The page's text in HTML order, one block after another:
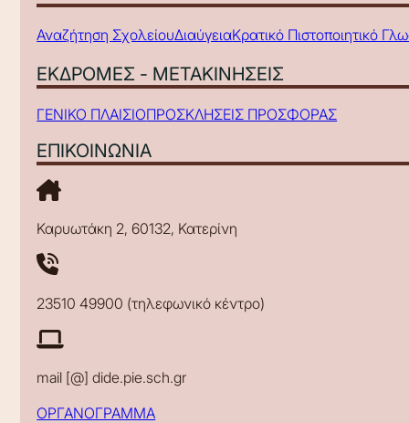
Αναζήτηση ΣχολείουΔιαύγειαΚρατικό Πιστοποιητικό
ΕΚΔΡΟΜΕΣ - ΜΕΤΑΚΙΝΗΣΕΙΣ
ΓΕΝΙΚΟ ΠΛΑΙΣΙΟΠΡΟΣΚΛΗΣΕΙΣ ΠΡΟΣΦΟΡΑΣ
ΕΠΙΚΟΙΝΩΝΙΑ
Καρυωτάκη 2, 60132, Κατερίνη
23510 49900 (τηλεφωνικό κέντρο)
mail [@] dide.pie.sch.gr
ΟΡΓΑΝΟΓΡΑΜΜΑ